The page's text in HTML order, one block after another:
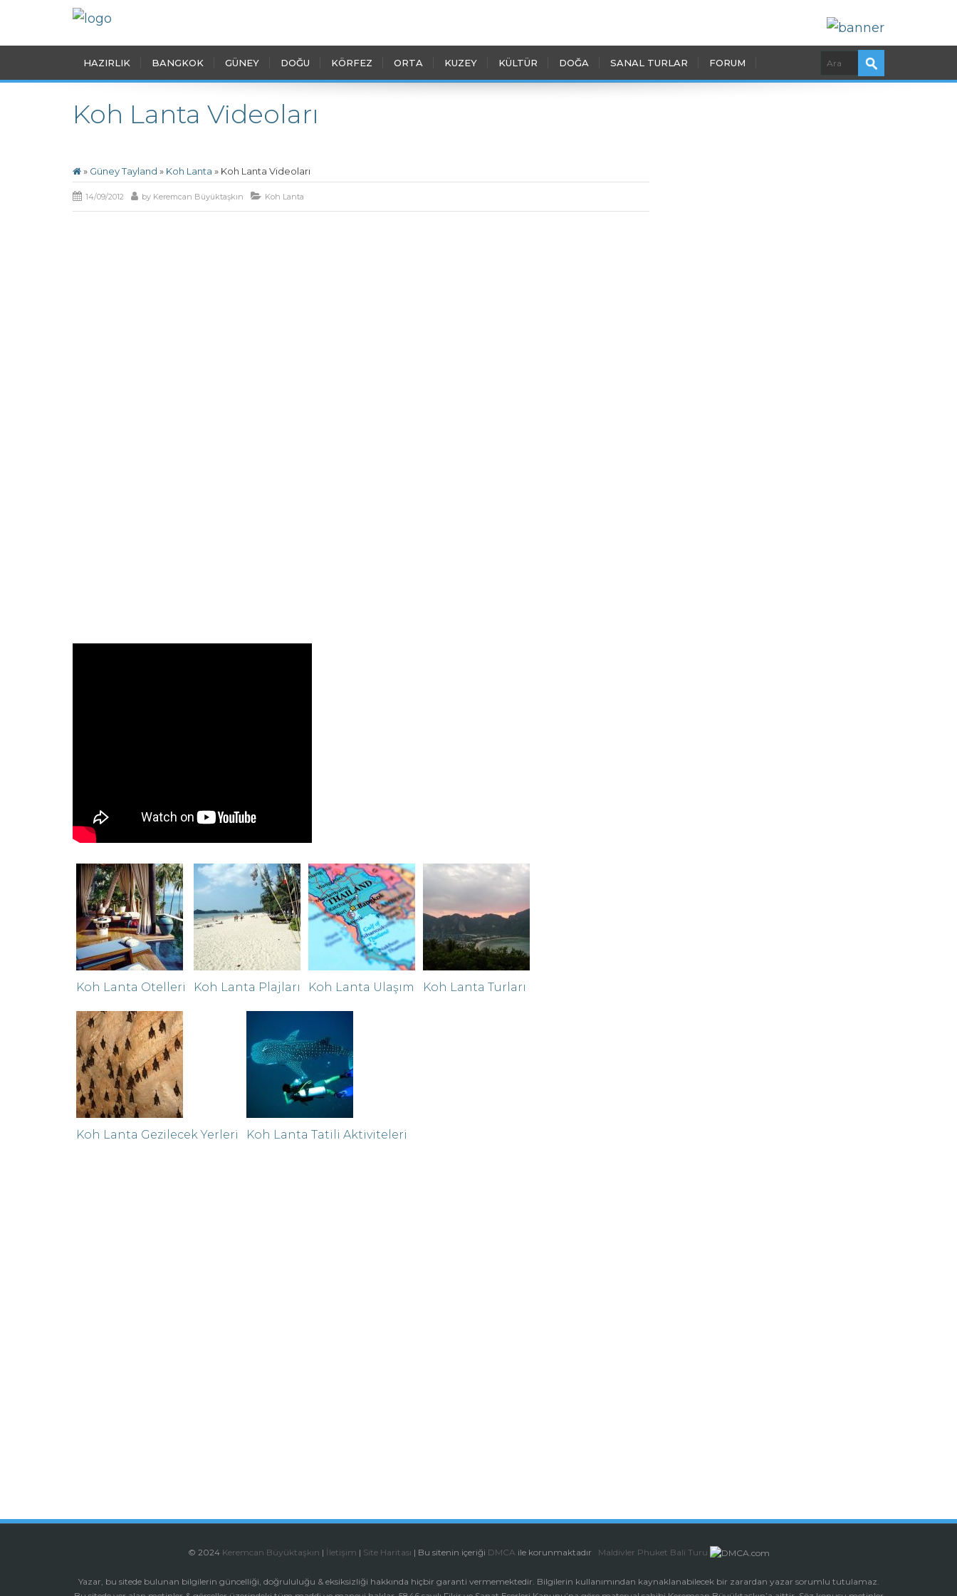
HAZIRLIK BANGKOK GÜNEY DOĞU KÖRFEZ ORTA KUZEY KÜLTÜR DOĞA SANAL TURLAR FORUM
Koh Lanta Videoları
» Güney Tayland » Koh Lanta » Koh Lanta Videoları
14/09/2012 by Keremcan Büyüktaşkın Koh Lanta
Koh Lanta Otelleri Koh Lanta Plajları Koh Lanta Ulaşım Koh Lanta Turları
Koh Lanta Gezilecek Yerleri Koh Lanta Tatili Aktiviteleri
© 2024 Keremcan Büyüktaşkın | İletişim | Site Haritası | Bu sitenin içeriği DMCA ile korunmaktadır Maldivler Phuket Bali Turu
Yazar, bu sitede bulunan bilgilerin güncelliği, doğrululuğu & eksiksizliği hakkında hiçbir garanti vermemektedir. Bilgilerin kullanımından kaynaklanabilecek bir zarardan yazar sorumlu tutulamaz.